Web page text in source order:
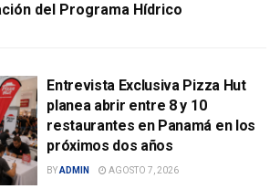
del Programa Hídrico
Entrevista Exclusiva Pizza Hut
planea abrir entre 8 y 10
restaurantes en Panamá en los
próximos dos años
BYADMIN AGOSTO 7, 2026